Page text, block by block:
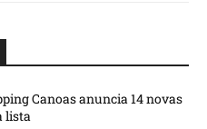
Canoas anuncia 14 novas
lista